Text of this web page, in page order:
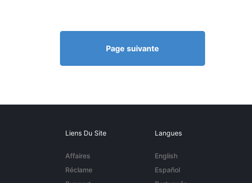
Page suivante
Liens Du Site
Affaires
Réclame
Langues
English
Español